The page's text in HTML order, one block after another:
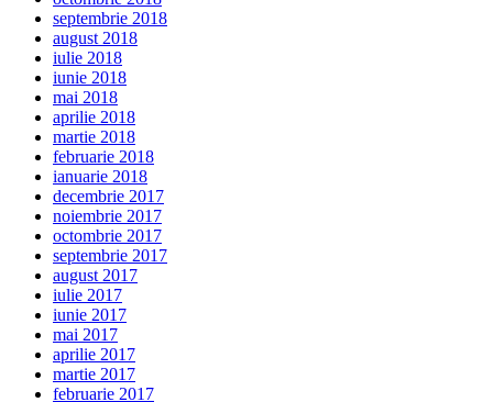
septembrie 2018
august 2018
iulie 2018
iunie 2018
mai 2018
aprilie 2018
martie 2018
februarie 2018
ianuarie 2018
decembrie 2017
noiembrie 2017
octombrie 2017
septembrie 2017
august 2017
iulie 2017
iunie 2017
mai 2017
aprilie 2017
martie 2017
februarie 2017